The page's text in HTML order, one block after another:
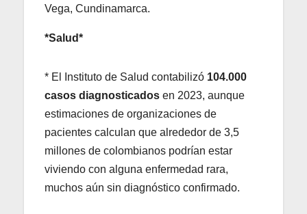
Vega, Cundinamarca.
*Salud*
* El Instituto de Salud contabilizó 104.000
casos diagnosticados en 2023, aunque
estimaciones de organizaciones de
pacientes calculan que alrededor de 3,5
millones de colombianos podrían estar
viviendo con alguna enfermedad rara,
muchos aún sin diagnóstico confirmado.